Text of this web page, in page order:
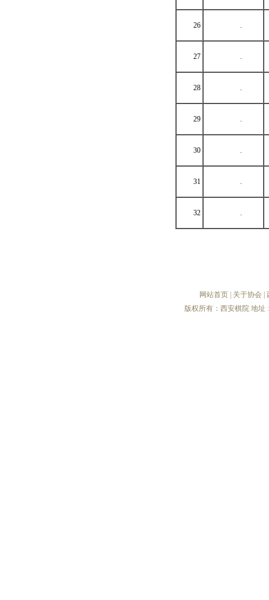
26 .
27 .
28 .
29 .
30 .
31 .
32 .
网站首页 关于协会
版权所有：西安棋院 地址